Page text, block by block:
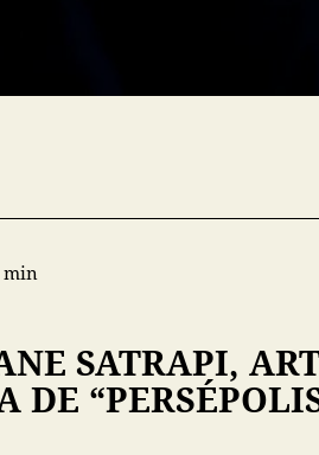
min
SATRAPI,
DE